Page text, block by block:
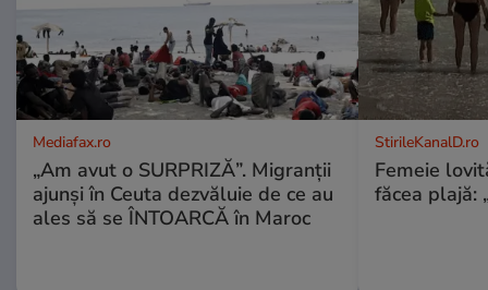
Mediafax.ro
„Am avut o SURPRIZĂ”. Migranții
ajunși în Ceuta dezvăluie de ce au
ales să se ÎNTOARCĂ în Maroc
StirileKanalD.ro
Femeie
făcea plajă: